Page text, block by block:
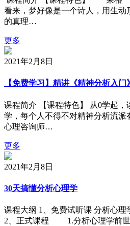
看来，梦好像是一个诗人，用生动
的真理…
更多
2021年2月8日
【免费学习】精讲《精神分析入门
课程简介 【课程特色】 从0学起，
学，每个人不得不对精神分析流派
心理咨询师…
更多
2021年2月8日
30天搞懂分析心理学
课程大纲 1、免费试听课 分析心理
2、正式课程 1.分析心理学前